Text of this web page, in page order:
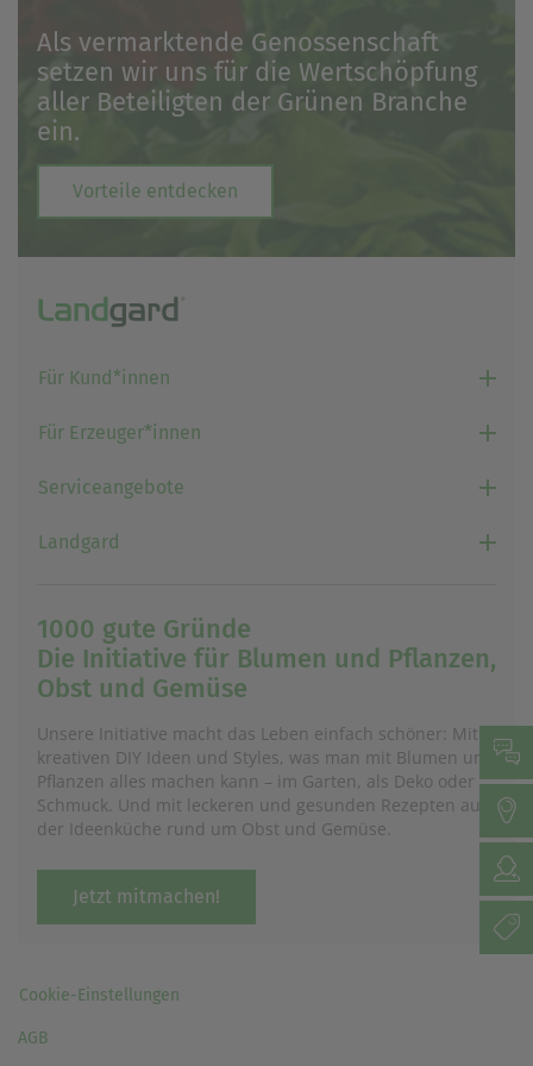
Als vermarktende Genossenschaft
setzen wir uns für die Wertschöpfung
aller Beteiligten der Grünen Branche
ein.
Vorteile entdecken
Für Kund*innen
Für Erzeuger*innen
Serviceangebote
Landgard
1000 gute Gründe
Die Initiative für Blumen und Pflanzen,
Obst und Gemüse
Unsere Initiative macht das Leben einfach schöner: Mit
kreativen DIY Ideen und Styles, was man mit Blumen und
Pflanzen alles machen kann – im Garten, als Deko oder
Schmuck. Und mit leckeren und gesunden Rezepten aus
der Ideenküche rund um Obst und Gemüse.
Jetzt mitmachen!
Cookie-Einstellungen
AGB